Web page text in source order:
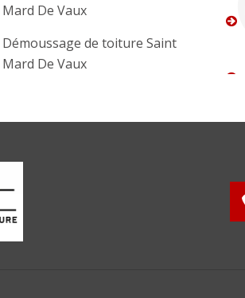
Mard De Vaux
Démoussage de toiture Saint
Mard De Vaux